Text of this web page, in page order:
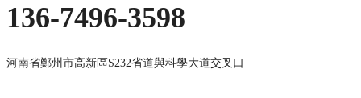
136-7496-3598
河南省鄭州市高新區S232省道與科學大道交叉口